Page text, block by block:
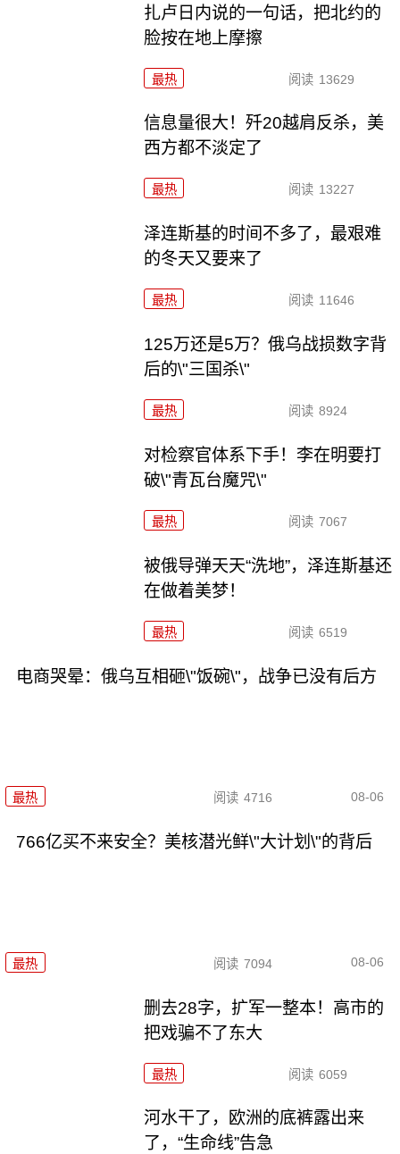
扎卢日内说的一句话，把北约的
脸按在地上摩擦
最热 阅读 13629
信息量很大！歼20越肩反杀，美
西方都不淡定了
最热 阅读 13227
泽连斯基的时间不多了，最艰难
的冬天又要来了
最热 阅读 11646
125万还是5万？俄乌战损数字背
后的\"三国杀\"
最热 阅读 8924
对检察官体系下手！李在明要打
破\"青瓦台魔咒\"
最热 阅读 7067
被俄导弹天天“洗地”，泽连斯基还
在做着美梦！
最热 阅读 6519
电商哭晕：俄乌互相砸\"饭碗\"，战争已没有后方
最热 阅读 4716 08-06
766亿买不来安全？美核潜光鲜\"大计划\"的背后
最热 阅读 7094 08-06
删去28字，扩军一整本！高市的
把戏骗不了东大
最热 阅读 6059
河水干了，欧洲的底裤露出来
了，“生命线”告急